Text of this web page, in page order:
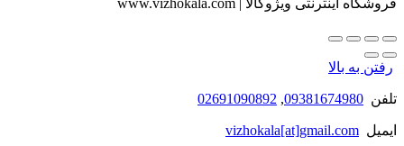
فروشگاه اینترنتی ویژوکالا | www.vizhokala.com
رفتن به بالا
تلفن 09381674980
,
02691090892
ایمیل vizhokala[at]gmail.com